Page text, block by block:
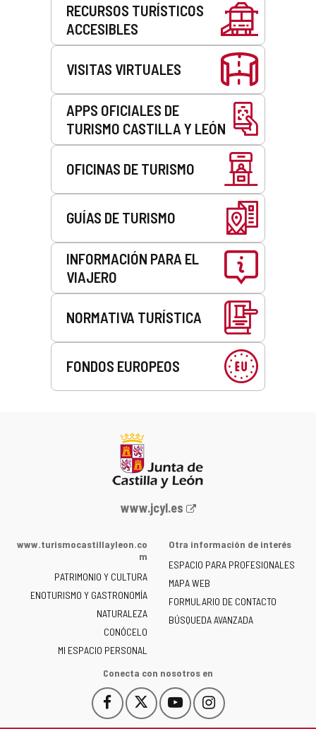
RECURSOS TURÍSTICOS
ACCESIBLES
VISITAS VIRTUALES
APPS OFICIALES DE
TURISMO CASTILLA Y LEÓN
OFICINAS DE TURISMO
GUÍAS DE TURISMO
INFORMACIÓN PARA EL
VIAJERO
NORMATIVA TURÍSTICA
FONDOS EUROPEOS
Portal
la
de
Castilla
y
León
-
www.jcyl.es
www.turismocastillayleon.co
m
PATRIMONIO Y CULTURA
ENOTURISMO Y GASTRONOMÍA
NATURALEZA
CONÓCELO
MI ESPACIO PERSONAL
Otra información de interés
ESPACIO PARA PROFESIONALES
MAPA WEB
FORMULARIO DE CONTACTO
BÚSQUEDA AVANZADA
Conecta con nosotros en
Facebook
Este
enlace
Este
enlace
YouTube
Este
enlace
Instagram
Este
enlace